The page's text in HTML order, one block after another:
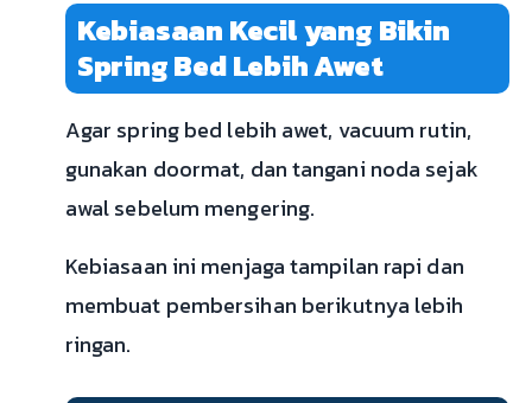
Kebiasaan Kecil yang Bikin
Spring Bed Lebih Awet
Agar spring bed lebih awet, vacuum rutin,
gunakan doormat, dan tangani noda sejak
awal sebelum mengering.
Kebiasaan ini menjaga tampilan rapi dan
membuat pembersihan berikutnya lebih
ringan.